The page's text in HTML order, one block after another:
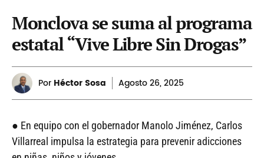
Monclova se suma al programa
estatal “Vive Libre Sin Drogas”
Por Héctor Sosa Agosto26, 2025
● En equipo con el gobernador Manolo Jiménez, Carlos
Villarreal impulsa la estrategia para prevenir adicciones